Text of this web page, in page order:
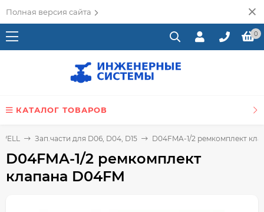
Полная версия сайта
0
КАТАЛОГ ТОВАРОВ
Зап.части для D06, D04, D15 D04FMA-1/2 ремкомплект
D04FMA-1/2 ремкомплект
клапана D04FM